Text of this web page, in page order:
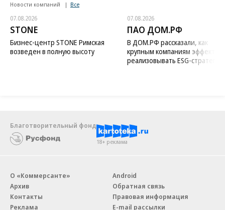
Новости компаний Все
07.08.2026
STONE
Бизнес-центр STONE Римская
возведен в полную высоту
07.08.2026
ПАО ДОМ.РФ
В ДОМ.РФ рассказали, как
крупным компаниям
реализовывать ESG-стратегию
Благотворительный фонд
18+ реклама
О «Коммерсанте»
Архив
Контакты
Реклама
Android
Обратная связь
Правовая информация
E-mail рассылки